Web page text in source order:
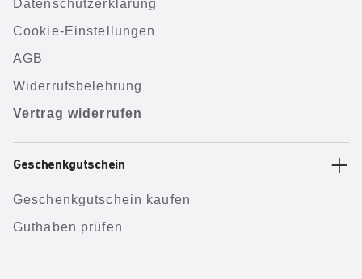
Datenschutzerklärung
Cookie-Einstellungen
AGB
Widerrufsbelehrung
Vertrag widerrufen
Geschenkgutschein
Geschenkgutschein kaufen
Guthaben prüfen